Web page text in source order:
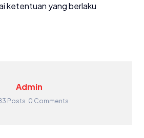
ketentuan yang berlaku
Admin
Posts 0 Comments